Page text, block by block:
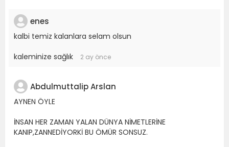
enes
kalbi temiz kalanlara selam olsun
kaleminize sağlık
2 ay önce
Abdulmuttalip Arslan
AYNEN ÖYLE
İNSAN HER ZAMAN YALAN DÜNYA NİMETLERİNE
KANIP,ZANNEDİYORKİ BU ÖMÜR SONSUZ.